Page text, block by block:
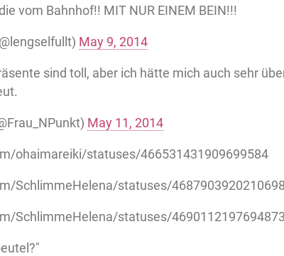
vom Bahnhof!! MIT NUR EINEM BEIN!!!
May 9, 2014
sind toll, aber ich hätte mich auch sehr
May 11, 2014
ohaimareiki/statuses/466531431909699584
SchlimmeHelena/statuses/
SchlimmeHelena/statuses/